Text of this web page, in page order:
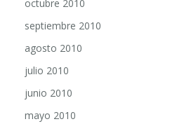
septiembre 2010
agosto 2010
julio 2010
junio 2010
mayo 2010
abril 2010